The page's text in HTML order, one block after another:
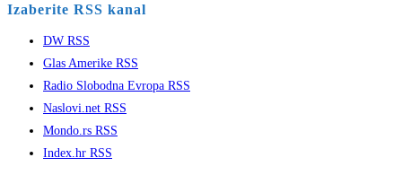
Izaberite RSS kanal
DW RSS
Glas Amerike RSS
Radio Slobodna Evropa RSS
Naslovi.net RSS
Mondo.rs RSS
Index.hr RSS